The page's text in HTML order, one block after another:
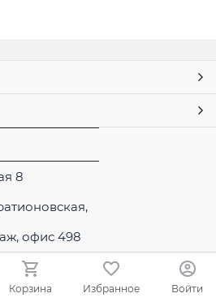
8
офис 498
Корзина Избранное Войти